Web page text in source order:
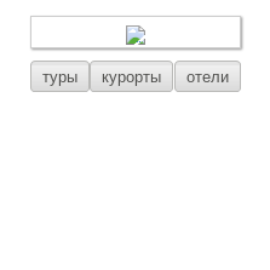
туры курорты отели